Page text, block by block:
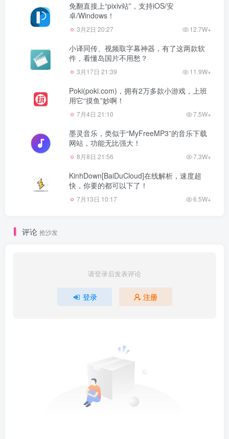
免翻直接上“pixiv站”，支持iOS/安
卓/Windows！
3月2日 20:27 12.7W+
小译同传、视频取字幕神器，有了这两款软
件，看懂岛国片不用愁？
3月17日 21:39 11.9W+
Poki(poki.com)，拥有2万多款小游戏，上班
用它“摸鱼”妙啊！
7月4日 21:10 7.5W+
墨灵音乐，类似于“MyFreeMP3”的音乐下载
网站，功能无比强大！
8月8日 21:56 7.3W+
KinhDown[BaiDuCloud]在线解析，速度超
快，你要的都可以下了！
7月13日 10:17 6.5W+
评论 抢沙发
请登录后发表评论
登录 注册